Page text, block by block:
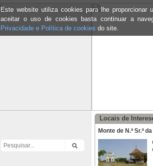
Este website utiliza cookies para lhe proporcionar
aceitar o uso de cookies basta continuar a
Privacidade e Política de cookies do site.
Locais de
Monte de N.ª Sr.ª